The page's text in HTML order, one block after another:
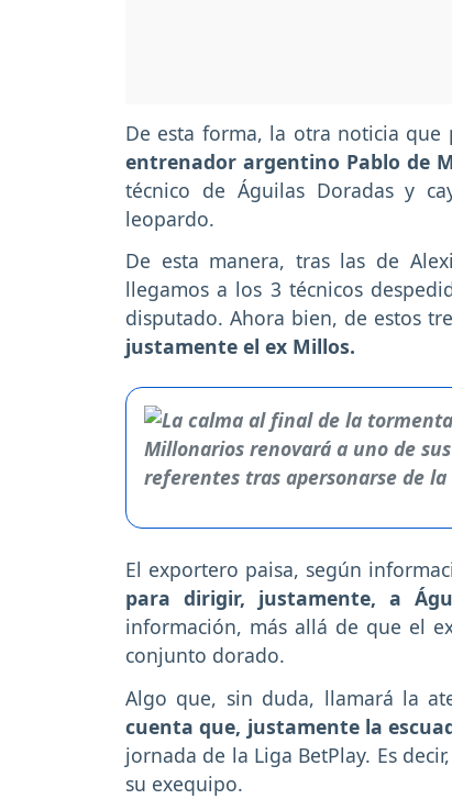
De esta forma, la otra noticia
entrenador argentino Pablo de
técnico de Águilas Doradas y
leopardo.
De esta manera, tras las de
llegamos a los 3 técnicos
disputado. Ahora bien, de estos
justamente el ex Millos.
El exportero paisa, según
para dirigir, justamente, a
información, más allá de que el
conjunto dorado.
Algo que, sin duda, llamará la
cuenta que, justamente la
jornada de la Liga BetPlay. Es
su exequipo.